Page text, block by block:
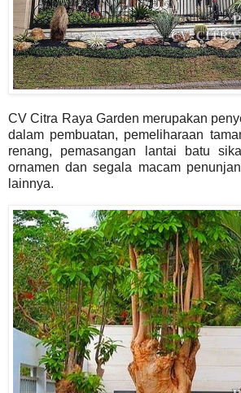
CV Citra Raya Garden merupakan
dalam pembuatan, pemeliharaan
renang, pemasangan lantai batu
ornamen dan segala macam
lainnya.